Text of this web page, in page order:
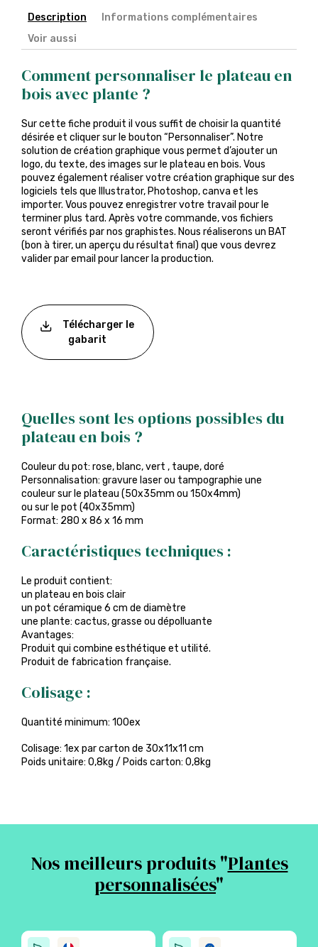
Description
Informations complémentaires
Voir aussi
Comment personnaliser le plateau en
bois avec plante ?
Sur cette fiche produit il vous suffit de choisir la quantité
désirée et cliquer sur le bouton “Personnaliser”. Notre
solution de création graphique vous permet d’ajouter un
logo, du texte, des images sur le plateau en bois. Vous
pouvez également réaliser votre création graphique sur des
logiciels tels que Illustrator, Photoshop, canva et les
importer. Vous pouvez enregistrer votre travail pour le
terminer plus tard. Après votre commande, vos fichiers
seront vérifiés par nos graphistes. Nous réaliserons un BAT
(bon à tirer, un aperçu du résultat final) que vous devrez
valider par email pour lancer la production.
Télécharger le
gabarit
Quelles sont les options possibles du
plateau en bois ?
Couleur du pot: rose, blanc, vert , taupe, doré
Personnalisation: gravure laser ou tampographie une
couleur sur le plateau (50x35mm ou 150x4mm)
ou sur le pot (40x35mm)
Format: 280 x 86 x 16 mm
Caractéristiques techniques :
Le produit contient:
un plateau en bois clair
un pot céramique 6 cm de diamètre
une plante: cactus, grasse ou dépolluante
Avantages:
Produit qui combine esthétique et utilité.
Produit de fabrication française.
Colisage :
Quantité minimum: 100ex
Colisage: 1ex par carton de 30x11x11 cm
Poids unitaire: 0,8kg / Poids carton: 0,8kg
Nos meilleurs produits "Plantes
personnalisées"